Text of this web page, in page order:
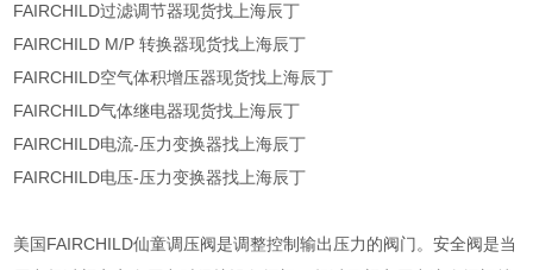
FAIRCHILD过滤调节器现货找上海辰丁
FAIRCHILD M/P 转换器现货找上海辰丁
FAIRCHILD空气体积增压器现货找上海辰丁
FAIRCHILD气体继电器现货找上海辰丁
FAIRCHILD电流-压力变换器找上海辰丁
FAIRCHILD电压-压力变换器找上海辰丁
美国FAIRCHILD仙童调压阀是调整控制输出压力的阀门。安全阀是当